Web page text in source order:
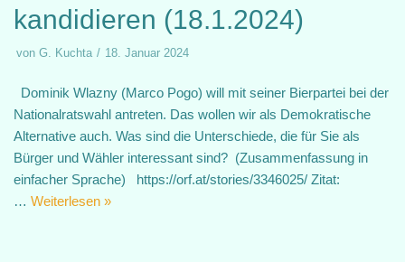
kandidieren (18.1.2024)
von G. Kuchta 18. Januar 2024
Dominik Wlazny (Marco Pogo) will mit seiner Bierpartei bei der
Nationalratswahl antreten. Das wollen wir als Demokratische
Alternative auch. Was sind die Unterschiede, die für Sie als
Bürger und Wähler interessant sind? (Zusammenfassung in
einfacher Sprache) https://orf.at/stories/3346025/ Zitat:
… Weiterlesen »